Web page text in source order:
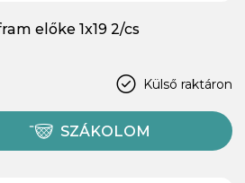
előke 1x19 2/cs
Külső raktáron
SZÁKOLOM